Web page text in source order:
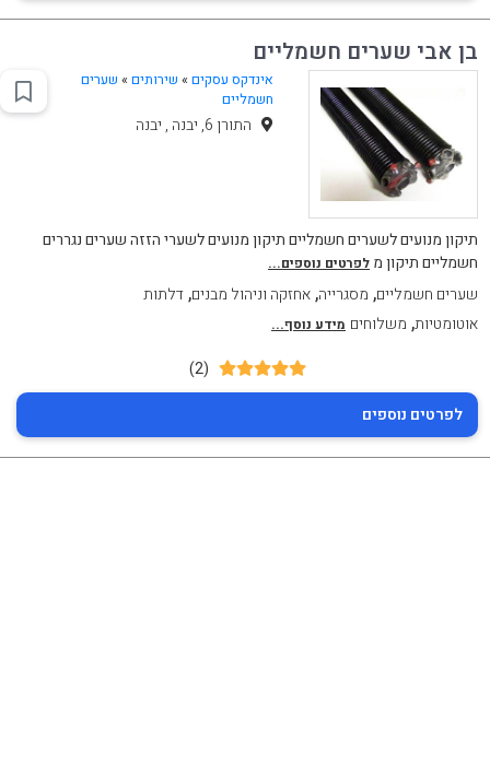
בן אבי שערים חשמליים
אינדקס עסקים » שירותים» שערים
חשמליים
התורן 6, יבנה , יבנה
תיקון מנועים לשערים חשמליים תיקון מנועים לשערי הזזה שערים נגררים
חשמליים תיקון מ לפרטים נוספים...
שערים חשמליים, מסגרייה,אחזקה וניהול מבנים,דלתות
אוטומטיות, משלוחים מידע נוסף...
(2)
לפרטים נוספים